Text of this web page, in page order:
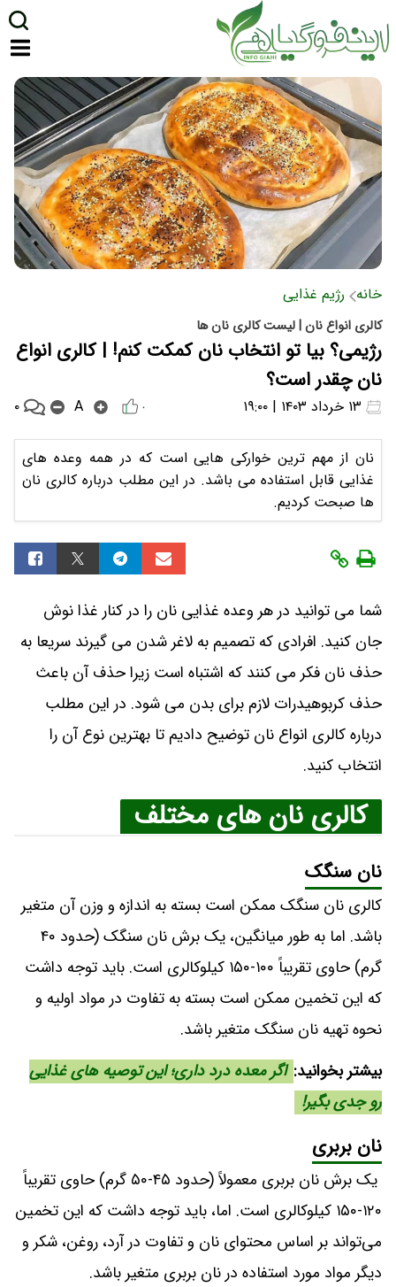
خانه رژیم غذایی
کالری انواع نان | لیست کالری نان ها
رژیمی؟ بیا تو انتخاب نان کمکت کنم! | کالری انواع
نان چقدر است؟
۰ A ۰
نان از مهم ترین خوارکی هایی است که در همه وعده های
غذایی قابل استفاده می باشد. در این مطلب درباره کالری نان
ها صبحت کردیم.
شما می توانید در هر وعده غذایی نان را در کنار غذا نوش
جان کنید. افرادی که تصمیم به لاغر شدن می گیرند سریعا به
حذف نان فکر می کنند که اشتباه است زیرا حذف آن باعث
حذف کربوهیدرات لازم برای بدن می شود. در این مطلب
درباره کالری انواع نان توضیح دادیم تا بهترین نوع آن را
انتخاب کنید.
کالری نان های مختلف
نان سنگک
کالری نان سنگک ممکن است بسته به اندازه و وزن آن متغیر
باشد. اما به طور میانگین، یک برش نان سنگک (حدود ۴۰
گرم) حاوی تقریباً ۱۰۰-۱۵۰ کیلوکالری است. باید توجه داشت
که این تخمین ممکن است بسته به تفاوت در مواد اولیه و
نحوه تهیه نان سنگک متغیر باشد.
بیشتر بخوانید: اگر معده درد داری؛ این توصیه های غذایی
رو جدی بگیر!
نان بربری
یک برش نان بربری معمولاً (حدود ۴۵-۵۰ گرم) حاوی تقریباً
۱۲۰-۱۵۰ کیلوکالری است. اما، باید توجه داشت که این تخمین
می‌تواند بر اساس محتوای نان و تفاوت در آرد، روغن، شکر و
دیگر مواد مورد استفاده در نان بربری متغیر باشد.